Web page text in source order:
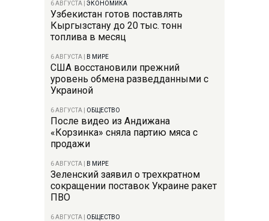
6 АВГУСТА ЭКОНОМИКА
Узбекистан готов поставлять
Кыргызстану до 20 тыс. тонн
топлива в месяц
6 АВГУСТА В МИРЕ
США восстановили прежний
уровень обмена разведданными с
Украиной
6 АВГУСТА ОБЩЕСТВО
После видео из Андижана
«Корзинка» сняла партию мяса с
продажи
6 АВГУСТА В МИРЕ
Зеленский заявил о трехкратном
сокращении поставок Украине ракет
ПВО
6 АВГУСТА ОБЩЕСТВО